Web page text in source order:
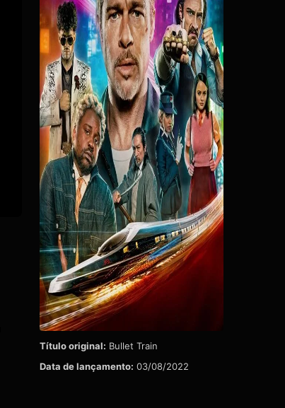
Título original: Bullet Train
Data de lançamento: 03/08/2022